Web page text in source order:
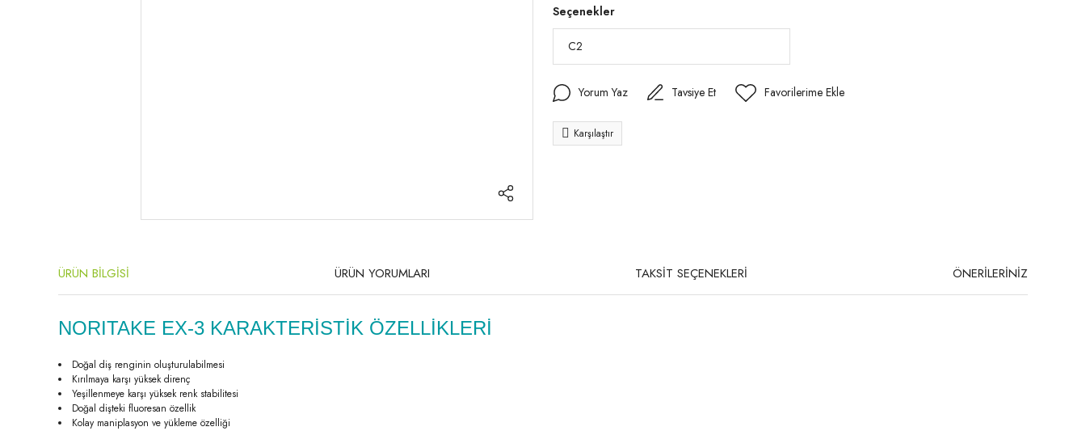
Seçenekler
Yorum Yaz Tavsiye Et
Karşılaştır
ÜRÜN BİLGİSİ ÜRÜN YORUMLARI TAKSİT SEÇENEKLERİ ÖNERİLERİNİZ
NORITAKE EX-3 KARAKTERİSTİK ÖZELLİKLERİ
Doğal diş renginin oluşturulabilmesi
Kırılmaya karşı yüksek direnç
Yeşillenmeye karşı yüksek renk stabilitesi
Doğal dişteki fluoresan özellik
Kolay maniplasyon ve yükleme özelliği